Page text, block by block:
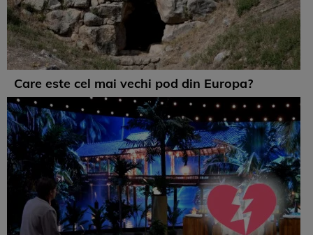
Care este cel mai vechi pod din Europa?